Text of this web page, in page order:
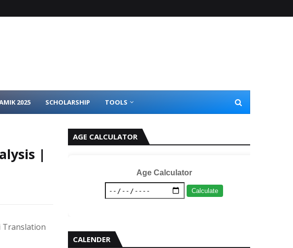
2025 SCHOLARSHIP TOOLS
|
Translation
AGE CALCULATOR
Age Calculator
Calculate
CALENDER